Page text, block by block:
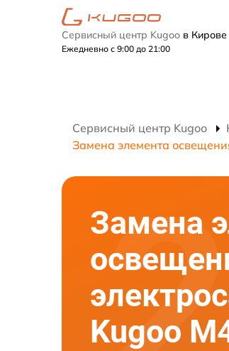
Сервисный центр Kugoo в Кирове
Ежедневно с 9:00 до 21:00
Сервисный центр Kugoo
Замена элемента
Замена
Kugoo